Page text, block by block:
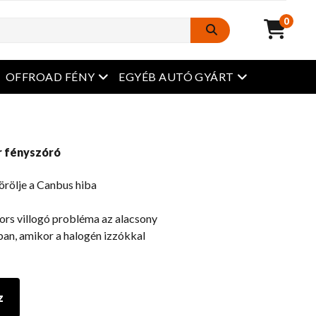
0
OFFROAD FÉNY Nyissa meg a menüt
EGYÉB AUTÓ GYÁRT Nyissa meg a
fényszóró
a Canbus hiba
villogó probléma az alacsony
amikor a halogén izzókkal